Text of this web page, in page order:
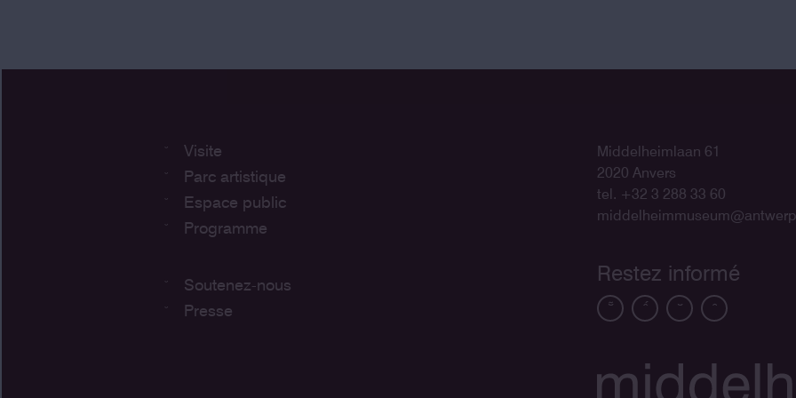
Visite
Parc artistique
Espace public
Programme
Soutenez-nous
Presse
Middelheimlaan 61
2020 Anvers
tel. +32 3 288 33 60
Restez informé